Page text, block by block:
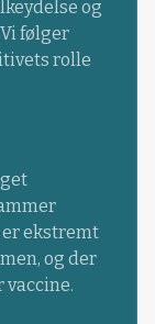
og
følger
rolle
ekstremt
og der